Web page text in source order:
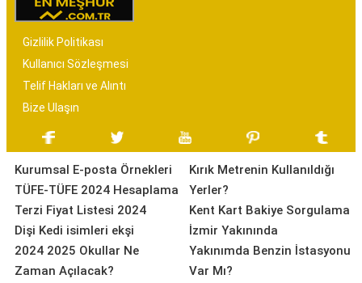
Gizlilik Politikası
Kullanıcı Sözleşmesi
Telif Hakları ve Alıntı
Bize Ulaşın
Kurumsal E-posta Örnekleri
TÜFE-TÜFE 2024 Hesaplama
Terzi Fiyat Listesi 2024
Dişi Kedi isimleri ekşi
2024 2025 Okullar Ne
Zaman Açılacak?
Kırık Metrenin Kullanıldığı
Yerler?
Kent Kart Bakiye Sorgulama
İzmir Yakınında
Yakınımda Benzin İstasyonu
Var Mı?